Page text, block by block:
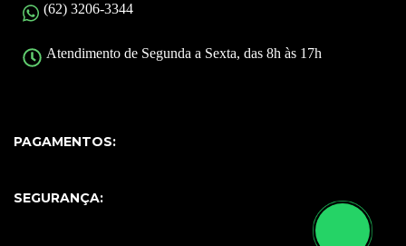
(62) 3206-3344
Atendimento de Segunda a Sexta, das 8h às 17h
PAGAMENTOS:
SEGURANÇA: